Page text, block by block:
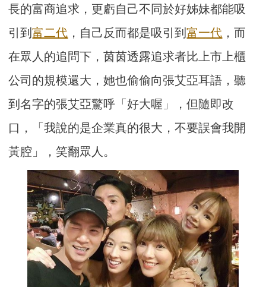
長的富商追求，更虧自己不同於好姊妹都能吸
引到富二代 ，自己反而都是吸引到富一代 ，而
在眾人的追問下，茵茵透露追求者比上市上櫃
公司的規模還大，她也偷偷向張艾亞耳語，聽
到名字的張艾亞驚呼「好大喔」，但隨即改
口，「我說的是企業真的很大，不要誤會我開
黃腔」，笑翻眾人。